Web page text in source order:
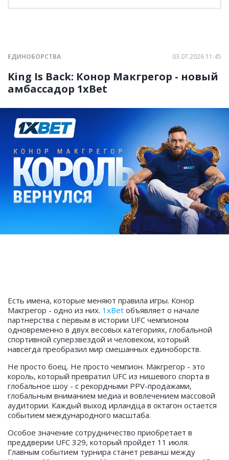
ЕДИНОБОРСТВА 03.07.2026 11:45
King Is Back: Конор Макгрегор - новый
амбассадор 1xBet
Есть имена, которые меняют правила игры. Конор
Макгрегор - одно из них. 1xBet объявляет о начале
партнерства с первым в истории UFC чемпионом
одновременно в двух весовых категориях, глобальной
спортивной суперзвездой и человеком, который
навсегда преобразил мир смешанных единоборств.
Не просто боец. Не просто чемпион. Макгрегор - это
король, который превратил UFC из нишевого спорта в
глобальное шоу - с рекордными PPV-продажами,
глобальным вниманием медиа и вовлечением массовой
аудитории. Каждый выход ирландца в октагон остается
событием международного масштаба.
Особое значение сотрудничество приобретает в
преддверии UFC 329, который пройдет 11 июля.
Главным событием турнира станет реванш между